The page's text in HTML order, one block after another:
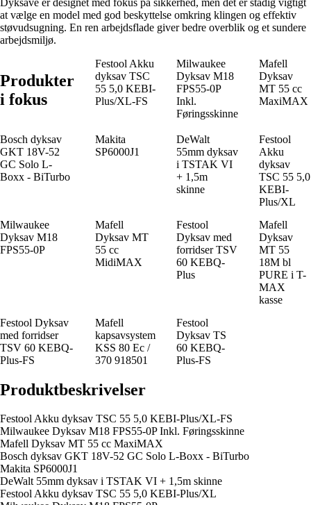
at vælge en model med god beskyttelse omkring klingen og effektiv
støvudsugning. En ren arbejdsflade giver bedre overblik og et sundere
arbejdsmiljø.
Produkter
i fokus
Festool Akku
dyksav TSC
55 5,0 KEBI-
Plus/XL-FS
Milwaukee
Dyksav M18
FPS55-0P
Inkl.
Føringsskinne
Mafell
Dyksav
MT 55 cc
MaxiMAX
Bosch dyksav
GKT 18V-52
GC Solo L-
Boxx - BiTurbo
Makita
SP6000J1
DeWalt
55mm dyksav
i TSTAK VI
+ 1,5m
skinne
Festool
Akku
dyksav
TSC 55 5,0
KEBI-
Plus/XL
Milwaukee
Dyksav M18
FPS55-0P
Mafell
Dyksav MT
55 cc
MidiMAX
Festool
Dyksav med
forridser TSV
60 KEBQ-
Plus
Mafell
Dyksav
MT 55
18M bl
PURE i T-
MAX
kasse
Festool Dyksav
med forridser
TSV 60 KEBQ-
Plus-FS
Mafell
kapsavsystem
KSS 80 Ec /
370 918501
Festool
Dyksav TS
60 KEBQ-
Plus-FS
Produktbeskrivelser
Festool Akku dyksav TSC 55 5,0 KEBI-Plus/XL-FS
Milwaukee Dyksav M18 FPS55-0P Inkl. Føringsskinne
Mafell Dyksav MT 55 cc MaxiMAX
Bosch dyksav GKT 18V-52 GC Solo L-Boxx - BiTurbo
Makita SP6000J1
DeWalt 55mm dyksav i TSTAK VI + 1,5m skinne
Festool Akku dyksav TSC 55 5,0 KEBI-Plus/XL